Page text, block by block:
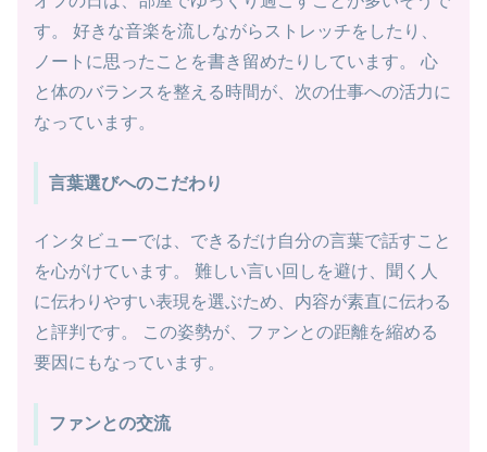
す。 好きな音楽を流しながらストレッチをしたり、
ノートに思ったことを書き留めたりしています。 心
と体のバランスを整える時間が、次の仕事への活力に
なっています。
言葉選びへのこだわり
インタビューでは、できるだけ自分の言葉で話すこと
を心がけています。 難しい言い回しを避け、聞く人
に伝わりやすい表現を選ぶため、内容が素直に伝わる
と評判です。 この姿勢が、ファンとの距離を縮める
要因にもなっています。
ファンとの交流